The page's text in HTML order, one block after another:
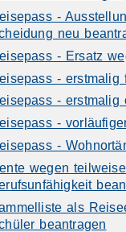
-
neu
- Ersatz
- erstmalig
- erstmalig
-
-
wegen
als
beantragen